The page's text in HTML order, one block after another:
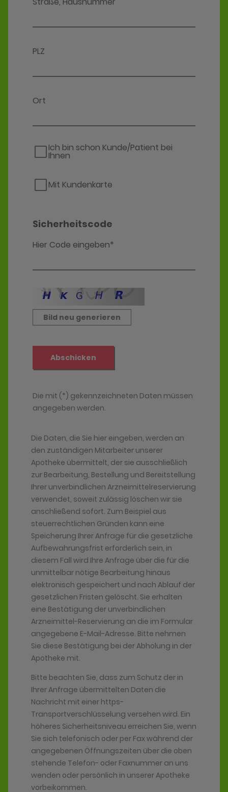
Die Daten, die Sie hier eingeben, werden an
den zuständigen Mitarbeiter unserer
Apotheke übermittelt, der sie ausschließlich
zur Bearbeitung, Bestellung und Bereitstellung
Ihrer unverbindlichen Arzneimittelreservierung
verwendet, soweit zulässig löschen wir sie
anschließend sofort. Zum Beispiel aus
steuerrechtlichen Gründen kann eine
Speicherung Ihrer Anfrage für die gesetzliche
Aufbewahrungsfrist erforderlich sein, in
diesem Fall wird Ihre Anfrage über die für die
unmittelbar nötige Bearbeitung hinaus
elektronisch gespeichert und nach Ablauf der
gesetzlichen Fristen gelöscht. Sie erhalten
eine Bestätigung der unverbindlichen
Arzneimittel-Reservierung an die im Formular
angegebene E-Mail-Adresse. Bitte nehmen
Sie diese Bestätigung bei der Abholung in der
Apotheke mit.
Bitte beachten Sie, dass zum Schutz der in
Ihrer Anfrage übermittelten Daten die
Nachricht mit einer https-
Transportverschlüsselung versehen wird. Ein
höheres Sicherheitsniveau erreichen Sie, wenn
Sie sich telefonisch oder per Fax während der
angegebenen Öffnungszeiten über die oben
stehende Telefon- oder Faxnummer an uns
wenden oder persönlich in unserer Apotheke
vorbeikommen.